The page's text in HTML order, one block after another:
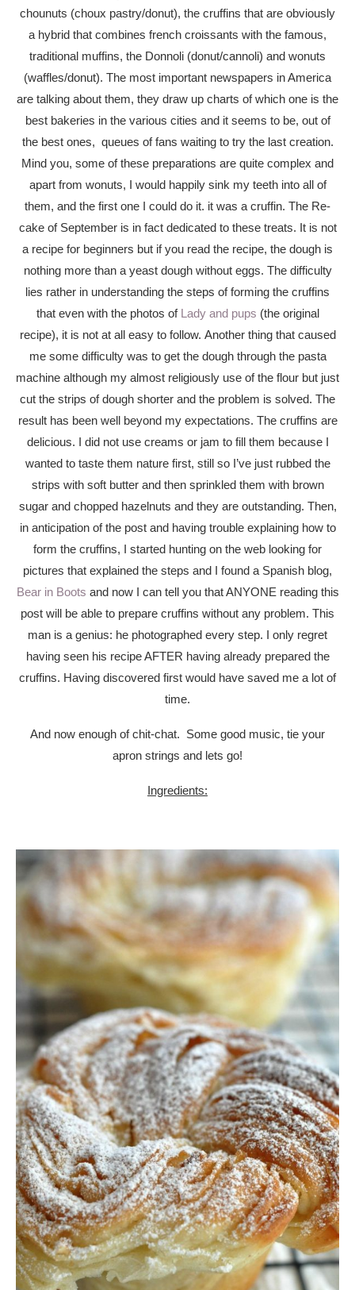
chounuts (choux pastry/donut), the cruffins that are obviously
a hybrid that combines french croissants with the famous,
traditional muffins, the Donnoli (donut/cannoli) and wonuts
(waffles/donut). The most important newspapers in America
are talking about them, they draw up charts of which one is the
best bakeries in the various cities and it seems to be, out of
the best ones, queues of fans waiting to try the last creation.
Mind you, some of these preparations are quite complex and
apart from wonuts, I would happily sink my teeth into all of
them, and the first one I could do it. it was a cruffin. The Re-
cake of September is in fact dedicated to these treats. It is not
a recipe for beginners but if you read the recipe, the dough is
nothing more than a yeast dough without eggs. The difficulty
lies rather in understanding the steps of forming the cruffins
that even with the photos of Lady and pups (the original
recipe), it is not at all easy to follow. Another thing that caused
me some difficulty was to get the dough through the pasta
machine although my almost religiously use of the flour but just
cut the strips of dough shorter and the problem is solved. The
result has been well beyond my expectations. The cruffins are
delicious. I did not use creams or jam to fill them because I
wanted to taste them nature first, still so I’ve just rubbed the
strips with soft butter and then sprinkled them with brown
sugar and chopped hazelnuts and they are outstanding. Then,
in anticipation of the post and having trouble explaining how to
form the cruffins, I started hunting on the web looking for
pictures that explained the steps and I found a Spanish blog,
Bear in Boots and now I can tell you that ANYONE reading this
post will be able to prepare cruffins without any problem. This
man is a genius: he photographed every step. I only regret
having seen his recipe AFTER having already prepared the
cruffins. Having discovered first would have saved me a lot of
time.
And now enough of chit-chat. Some good music, tie your
apron strings and lets go!
Ingredients: